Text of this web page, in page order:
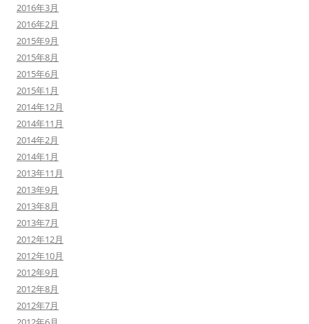
2016年3月
2016年2月
2015年9月
2015年8月
2015年6月
2015年1月
2014年12月
2014年11月
2014年2月
2014年1月
2013年11月
2013年9月
2013年8月
2013年7月
2012年12月
2012年10月
2012年9月
2012年8月
2012年7月